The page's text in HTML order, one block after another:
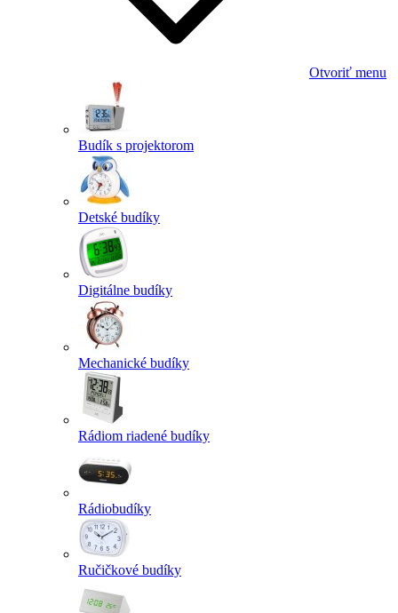
Otvoriť menu
Budík s projektorom
Detské budíky
Digitálne budíky
Mechanické budíky
Rádiom riadené budíky
Rádiobudíky
Ručičkové budíky